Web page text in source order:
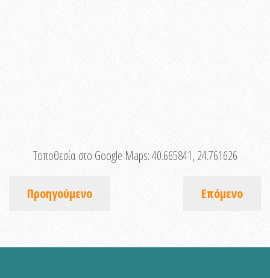
Τοποθεσία στο Google Maps:40.665841, 24.761626
Προηγούμενο Επόμενο